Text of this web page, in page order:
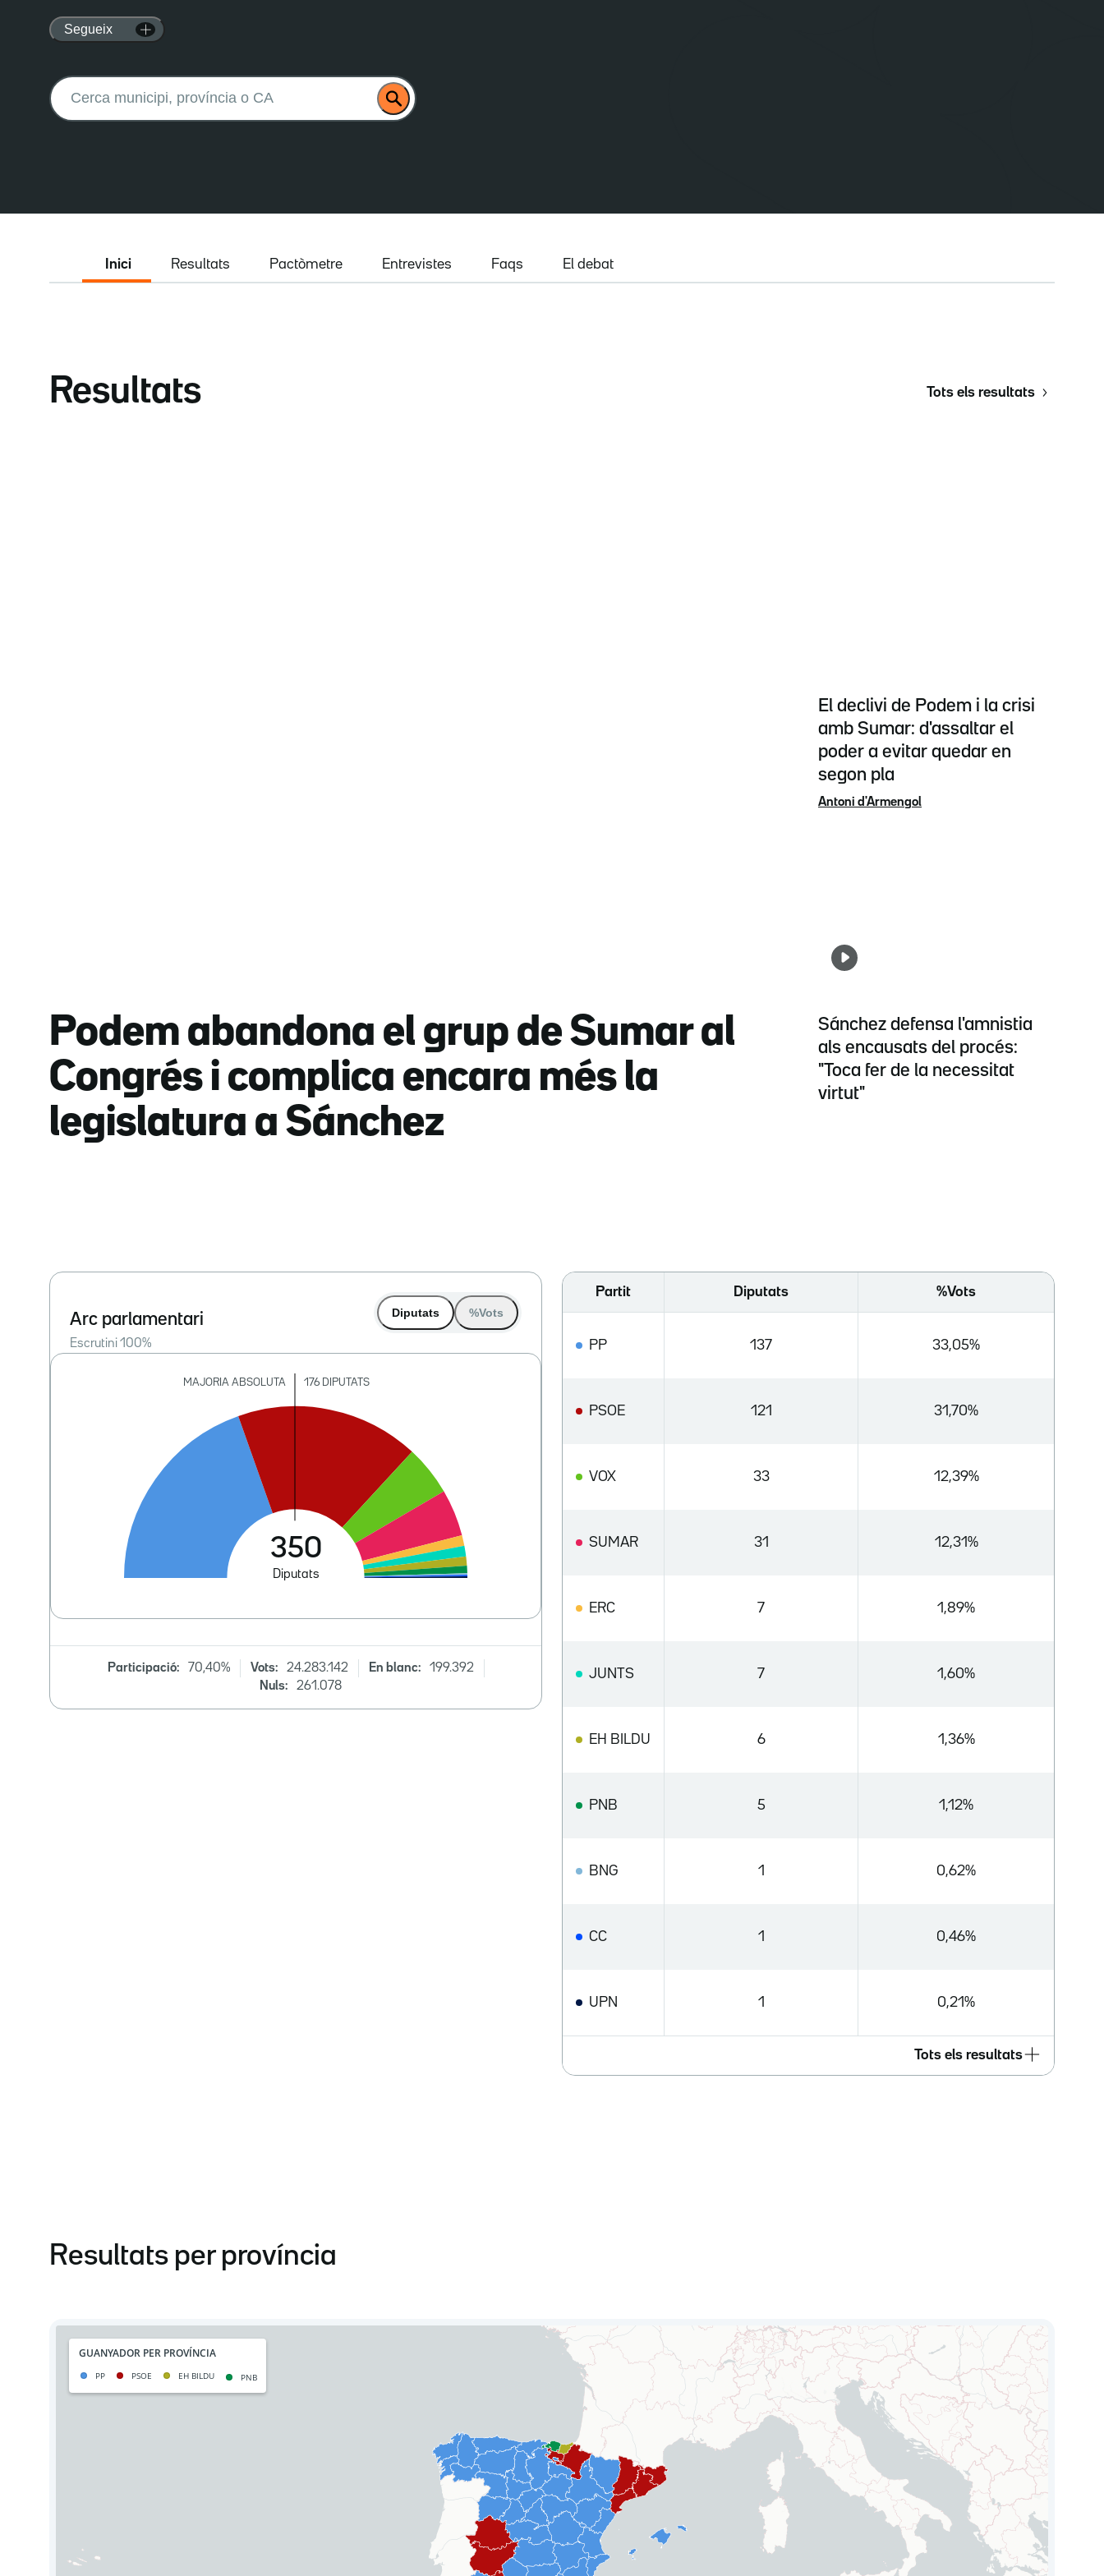
Segueix
Buscar:
Inici Resultats Pactòmetre Entrevistes Faqs El debat
Resultats Tots els resultats
Podem abandona el grup de Sumar al
Congrés i complica encara més la
legislatura a Sánchez
El declivi de Podem i la crisi
amb Sumar: d'assaltar el
poder a evitar quedar en
segon pla
Antoni d'Armengol
Sánchez defensa l'amnistia
als encausats del procés:
"Toca fer de la necessitat
virtut"
Arc parlamentari
Escrutini 100%
Diputats %Vots
Participació: 70,40% Vots: 24.283.142 En blanc:
199.392
Nuls:
261.078
Partit Diputats %Vots
PP 137 33,05%
PSOE 121 31,70%
VOX 33 12,39%
SUMAR 31 12,31%
ERC 7 1,89%
JUNTS 7 1,60%
EH BILDU 6 1,36%
PNB 5 1,12%
BNG 1 0,62%
CC 1 0,46%
UPN 1 0,21%
Tots els resultats
Resultats per província